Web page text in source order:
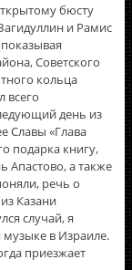
бюсту
и Рамис
Советского
кольца
всего
день из
Славы «Глава
подарка книгу,
а также
речь о
Казани
случай, я
в Израиле.
приезжает